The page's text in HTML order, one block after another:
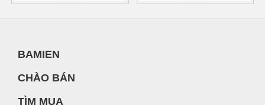
BAMIEN
CHÀO BÁN
TÌM MUA